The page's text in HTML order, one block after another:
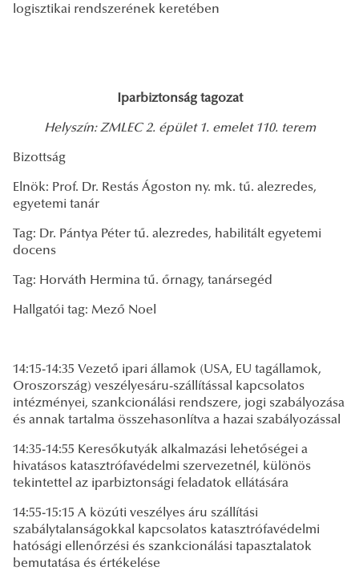
logisztikai rendszerének keretében
Iparbiztonság tagozat
Helyszín: ZMLEC 2. épület 1. emelet 110. terem
Bizottság
Elnök: Prof. Dr. Restás Ágoston ny. mk. tű. alezredes,
egyetemi tanár
Tag: Dr. Pántya Péter tű. alezredes, habilitált egyetemi
docens
Tag: Horváth Hermina tű. őrnagy, tanársegéd
Hallgatói tag: Mező Noel
14:15-14:35 Vezető ipari államok (USA, EU tagállamok,
Oroszország) veszélyesáru-szállítással kapcsolatos
intézményei, szankcionálási rendszere, jogi szabályozása
és annak tartalma összehasonlítva a hazai szabályozással
14:35-14:55 Keresőkutyák alkalmazási lehetőségei a
hivatásos katasztrófavédelmi szervezetnél, különös
tekintettel az iparbiztonsági feladatok ellátására
14:55-15:15 A közúti veszélyes áru szállítási
szabálytalanságokkal kapcsolatos katasztrófavédelmi
hatósági ellenőrzési és szankcionálási tapasztalatok
bemutatása és értékelése